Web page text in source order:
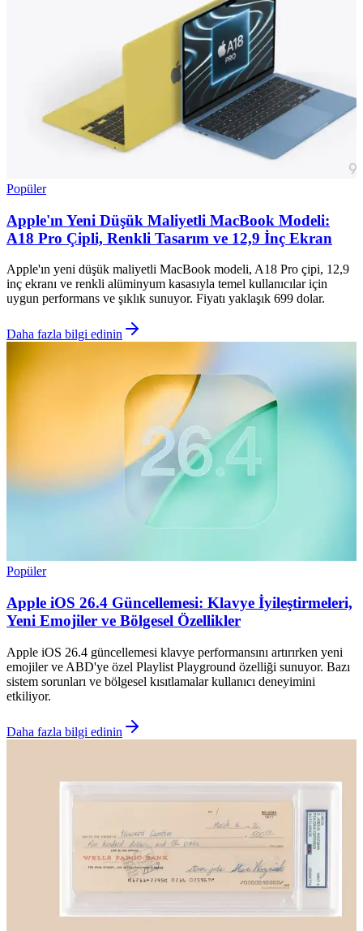
Popüler
Apple'ın Yeni Düşük Maliyetli MacBook Modeli:
A18 Pro Çipli, Renkli Tasarım ve 12,9 İnç Ekran
Apple'ın yeni düşük maliyetli MacBook modeli, A18 Pro çipi, 12,9
inç ekranı ve renkli alüminyum kasasıyla temel kullanıcılar için
uygun performans ve şıklık sunuyor. Fiyatı yaklaşık 699 dolar.
Daha fazla bilgi edinin
Popüler
Apple iOS 26.4 Güncellemesi: Klavye İyileştirmeleri,
Yeni Emojiler ve Bölgesel Özellikler
Apple iOS 26.4 güncellemesi klavye performansını artırırken yeni
emojiler ve ABD'ye özel Playlist Playground özelliği sunuyor. Bazı
sistem sorunları ve bölgesel kısıtlamalar kullanıcı deneyimini
etkiliyor.
Daha fazla bilgi edinin